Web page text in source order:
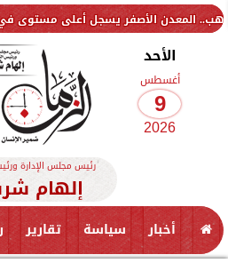
يسجل أعلى مستوى في 7 أسابيع
الأحد
أغسطس
9
2026
رئيس مجلس الإدارة
إلهام
أخبار سياسة تقارير